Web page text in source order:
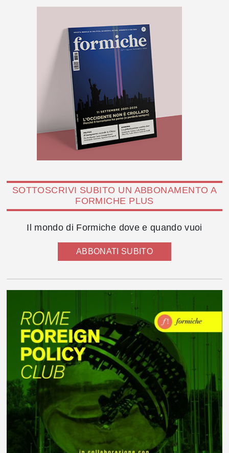
SOTTOSCRIVI SUBITO UN ABBONAMENTO A
FORMICHE PLUS
Il mondo di Formiche dove e quando vuoi
ABBONATI SUBITO